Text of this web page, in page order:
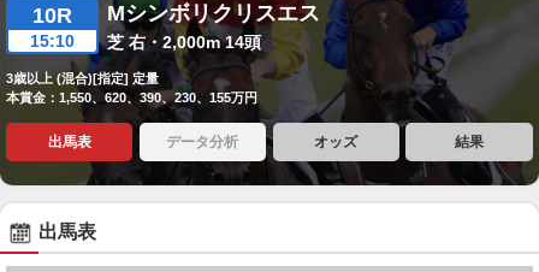
10R
15:10
Mシンボリクリスエス
芝 右・2,000m 14頭
3歳以上 (混合)[指定] 定量
本賞金：1,550、620、390、230、155万円
出馬表 データ分析 オッズ 結果
出馬表